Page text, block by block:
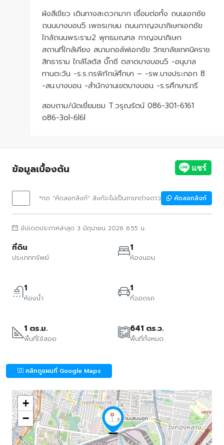
ผังสีเขียว เดินทางสะดวกมาก เชื่อมต่อทั้ง ถนนเอกชัย
ถนนบางบอน5 เพชรเกษม ถนนกาญจนาภิเษกเอกชัย
ใกล้ถนนพระราม2 พุทธมณฑล กาญจนาภิเษก
สถานที่ใกล้เคียง สนามกอล์ฟเอกชัย วิทยาลัยเทคนิคราช
สิทธาราม ใกล้โลตัส บิ๊กซี ตลาดบางบอน5 -อนุบาล
ทานตะวัน -ร.ร.กรพิทักษ์ศึกษา – -รพ.บางประกอก 8
-สน.บางบอน -สำนักงานเขตบางบอน -ร.รศึกษานารี
สอบถาม/นัดเยี่ยมชม T.วรุณรัตน์ 086-301-6161
o86-3ol-6l6l
ข้อมูลเบื้องต้น
*กด "คัดลอกลิงก์" ลิงก์จะไม่เป็นภาษาต่างดาว คัดลอกลิงก์
อัปเดตประกาศล่าสุด 3 มิถุนายน 2026 6:55 น.
ที่ดิน
ประเภททรัพย์
1
ห้องนอน
1
ห้องน้ำ
1
ที่จอดรถ
1 ตร.ม.
พื้นที่ใช้สอย
641 ตร.ว.
พื้นที่ทั้งหมด
คลิกดูแผนที่ Google Maps
+
−